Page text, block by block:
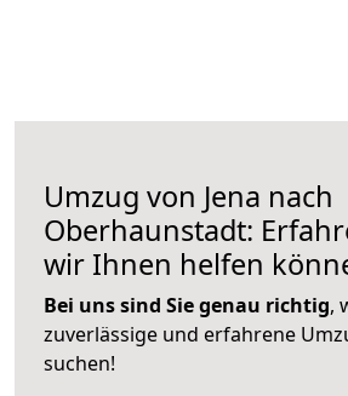
Umzug von Jena nach
Oberhaunstadt:
wir Ihnen helfen
Bei uns sind Sie genau richtig,
zuverlässige und erfahrene
suchen!